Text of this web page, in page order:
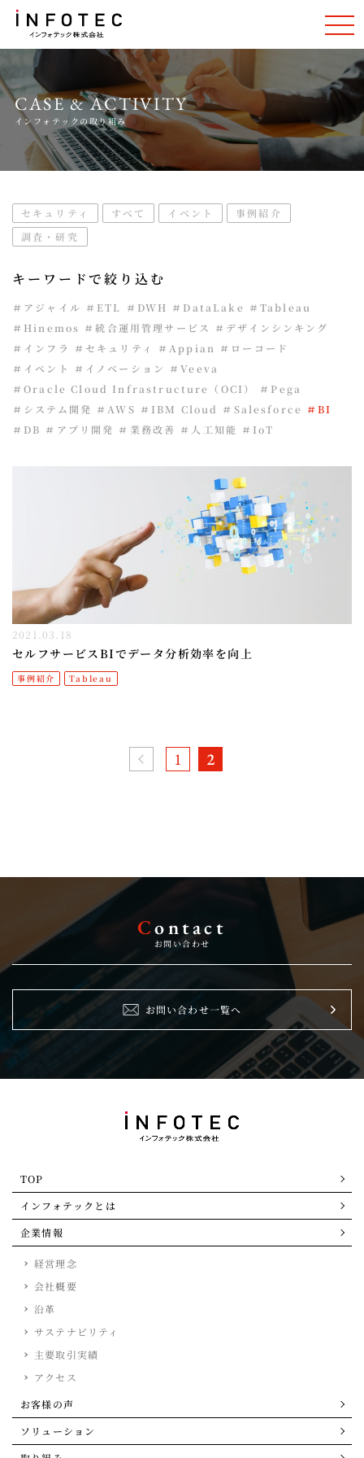
CASE & ACTIVITY
インフォテックの取り組み
セキュリティ すべて イベント
事例紹介
調査・研究
キーワードで絞り込む
＃アジャイル ＃ETL ＃DWH ＃DataLake ＃Tableau
＃Hinemos ＃統合運用管理サービス ＃デザインシンキング
＃インフラ
＃セキュリティ ＃Appian ＃ローコード
＃イベント
＃イノベーション ＃Veeva
＃Oracle Cloud Infrastructure（OCI）
＃Pega
＃システム開発 ＃AWS ＃IBM Cloud ＃Salesforce ＃BI
＃DB ＃アプリ開発 ＃業務改善 ＃人工知能 ＃IoT
2021.03.18
セルフサービスBIでデータ分析効率を向上
事例紹介 Tableau
1 2
Contact
お問い合わせ
お問い合わせ一覧へ
TOP
インフォテックとは
企業情報
経営理念
会社概要
沿革
サステナビリティ
主要取引実績
アクセス
お客様の声
ソリューション